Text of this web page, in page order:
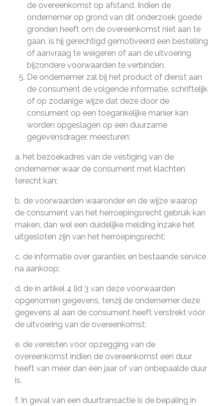
de overeenkomst op afstand. Indien de
ondernemer op grond van dit onderzoek goede
gronden heeft om de overeenkomst niet aan te
gaan, is hij gerechtigd gemotiveerd een bestelling
of aanvraag te weigeren of aan de uitvoering
bijzondere voorwaarden te verbinden.
De ondernemer zal bij het product of dienst aan
de consument de volgende informatie, schriftelijk
of op zodanige wijze dat deze door de
consument op een toegankelijke manier kan
worden opgeslagen op een duurzame
gegevensdrager, meesturen:
a. het bezoekadres van de vestiging van de
ondernemer waar de consument met klachten
terecht kan;
b. de voorwaarden waaronder en de wijze waarop
de consument van het herroepingsrecht gebruik kan
maken, dan wel een duidelijke melding inzake het
uitgesloten zijn van het herroepingsrecht;
c. de informatie over garanties en bestaande service
na aankoop;
d. de in artikel 4 lid 3 van deze voorwaarden
opgenomen gegevens, tenzij de ondernemer deze
gegevens al aan de consument heeft verstrekt vóór
de uitvoering van de overeenkomst;
e. de vereisten voor opzegging van de
overeenkomst indien de overeenkomst een duur
heeft van meer dan één jaar of van onbepaalde duur
is.
f. In geval van een duurtransactie is de bepaling in